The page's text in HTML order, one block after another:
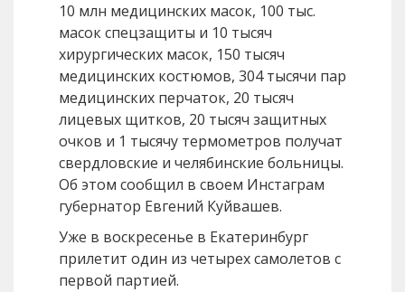
10 млн медицинских масок, 100 тыс.
масок спецзащиты и 10 тысяч
хирургических масок, 150 тысяч
медицинских костюмов, 304 тысячи пар
медицинских перчаток, 20 тысяч
лицевых щитков, 20 тысяч защитных
очков и 1 тысячу термометров получат
свердловские и челябинские больницы.
Об этом сообщил в своем Инстаграм
губернатор Евгений Куйвашев.
Уже в воскресенье в Екатеринбург
прилетит один из четырех самолетов с
первой партией.